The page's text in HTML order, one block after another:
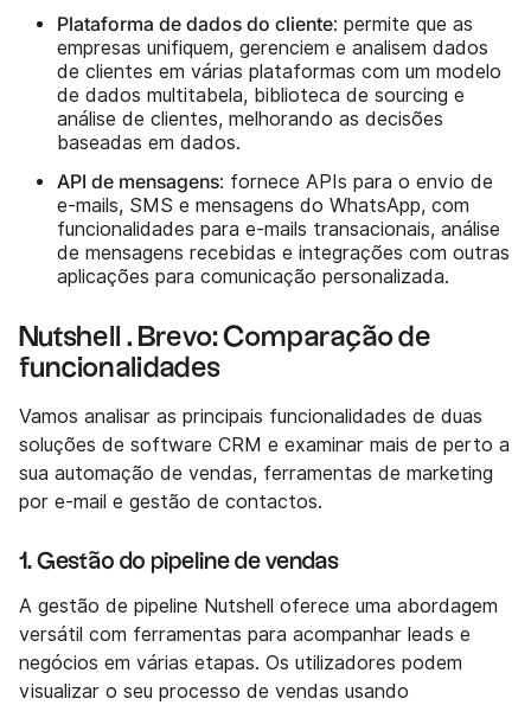
Plataforma de dados do cliente: permite que as
empresas unifiquem, gerenciem e analisem dados
de clientes em várias plataformas com um modelo
de dados multitabela, biblioteca de sourcing e
análise de clientes, melhorando as decisões
baseadas em dados.
API de mensagens: fornece APIs para o envio de
e-mails, SMS e mensagens do WhatsApp, com
funcionalidades para e-mails transacionais, análise
de mensagens recebidas e integrações com outras
aplicações para comunicação personalizada.
Nutshell . Brevo: Comparação de
funcionalidades
Vamos analisar as principais funcionalidades de duas
soluções de software CRM e examinar mais de perto a
sua automação de vendas, ferramentas de marketing
por e-mail e gestão de contactos.
1. Gestão do pipeline de vendas
A gestão de pipeline Nutshell oferece uma abordagem
versátil com ferramentas para acompanhar leads e
negócios em várias etapas. Os utilizadores podem
visualizar o seu processo de vendas usando